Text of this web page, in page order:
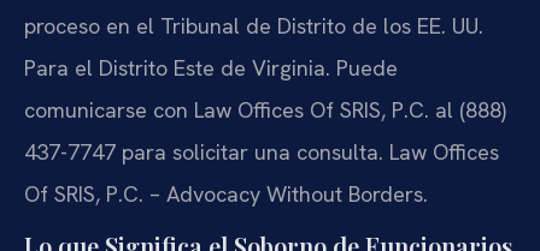
proceso en el Tribunal de Distrito de los EE. UU.
Para el Distrito Este de Virginia. Puede
comunicarse con Law Offices Of SRIS, P.C. al (888)
437-7747 para solicitar una consulta. Law Offices
Of SRIS, P.C. – Advocacy Without Borders.